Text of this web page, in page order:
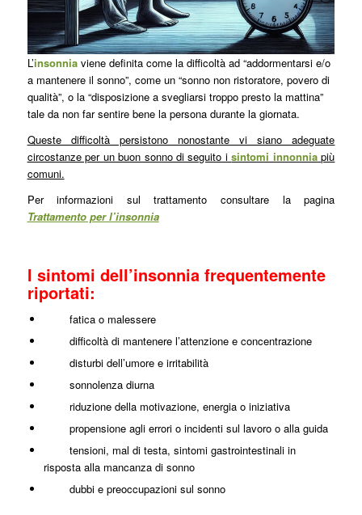
L’insonniaviene definita come la difficoltà ad “addormentarsi e/o
a mantenere il sonno”, come un “sonno non ristoratore, povero di
qualità”, o la “disposizione a svegliarsi troppo presto la mattina”
tale da non far sentire bene la persona durante la giornata.
Queste difficoltà persistono nonostante vi siano adeguate
circostanze per un buon sonno di seguito isintomi innonniapiù
comuni.
Per informazioni sul trattamento consultare la pagina
Trattamento per l’insonnia
I sintomi dell’insonnia frequentemente
riportati:
fatica o malessere
difficoltà di mantenere l’attenzione e concentrazione
disturbi dell’umore e irritabilità
sonnolenza diurna
riduzione della motivazione, energia o iniziativa
propensione agli errori o incidenti sul lavoro o alla guida
tensioni, mal di testa, sintomi gastrointestinali in
risposta alla mancanza di sonno
dubbi e preoccupazioni sul sonno